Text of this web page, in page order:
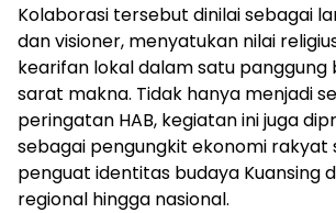
Kolaborasi tersebut dinilai sebagai
dan visioner, menyatukan nilai
kearifan lokal dalam satu panggung
sarat makna. Tidak hanya menjadi
peringatan HAB, kegiatan ini juga
sebagai pengungkit ekonomi rakyat
penguat identitas budaya Kuansing
regional hingga nasional.